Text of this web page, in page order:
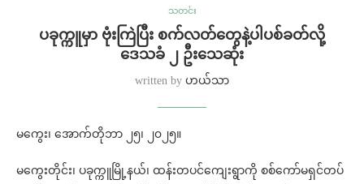
သတင်း
ပခုက္ကူမှာ ဗုံးကြဲပြီး စက်လတ်တွေနဲ့ပါပစ်ခတ်လို့
ဒေသခံ ၂ ဦးသေဆုံး
written by ဟယ်သာ
မကွေး၊ အောက်တိုဘာ ၂၅၊ ၂၀၂၅။
မကွေးတိုင်း၊ ပခုက္ကူမြို့နယ်၊ ထန်းတပင်ကျေးရွာကို စစ်ကော်မရှင်တပ်